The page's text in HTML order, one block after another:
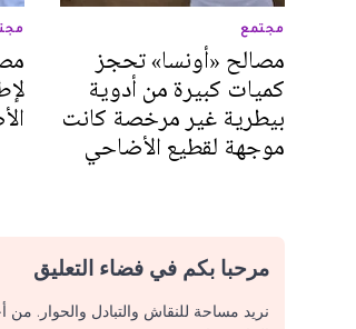
مجتمع
مصالح «أونسا» تحجز
كميات كبيرة من أدوية
بيطرية غير مرخصة كانت
موجهة لقطيع الأضاحي
مرحبا بكم في فضاء التعليق
نريد مساحة للنقاش والتبادل والحوار.